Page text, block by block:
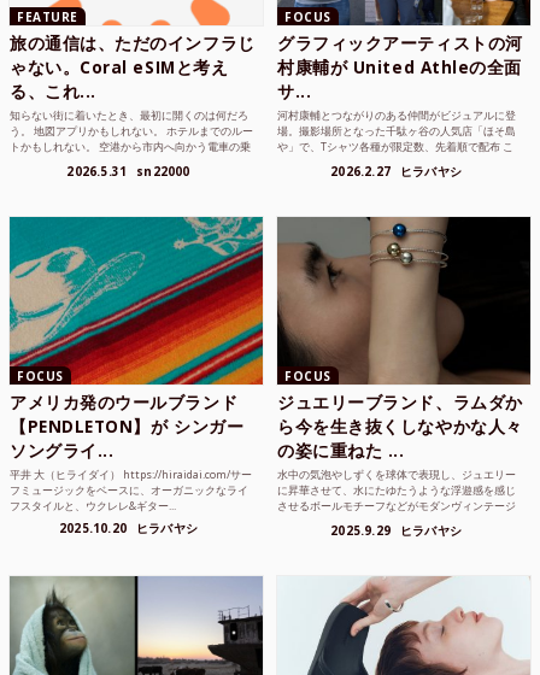
FEATURE
旅の通信は、ただのインフラじ
ゃない。Coral eSIMと考え
る、これ...
知らない街に着いたとき、最初に開くのは何だろ
う。 地図アプリかもしれない。 ホテルまでのルー
トかもしれない。 空港から市内へ向かう電車の乗
2026.5.31 sn22000
FOCUS
グラフィックアーティストの河
村康輔が United Athleの全面
サ...
河村康輔とつながりのある仲間がビジュアルに登
場。撮影場所となった千駄ヶ谷の人気店「ほそ島
や」で、Tシャツ各種が限定数、先着順で配布 こ
2026.2.27 ヒラバヤシ
FOCUS
アメリカ発のウールブランド
【PENDLETON】が シンガー
ソングライ...
平井 大（ヒライダイ） https://hiraidai.com/サー
フミュージックをベースに、オーガニックなライ
フスタイルと、ウクレレ&ギター...
2025.10.20 ヒラバヤシ
FOCUS
ジュエリーブランド、ラムダか
ら今を生き抜くしなやかな人々
の姿に重ねた ...
水中の気泡やしずくを球体で表現し、ジュエリー
に昇華させて、水にたゆたうような浮遊感を感じ
させるボールモチーフなどがモダンヴィンテージ
2025.9.29 ヒラバヤシ